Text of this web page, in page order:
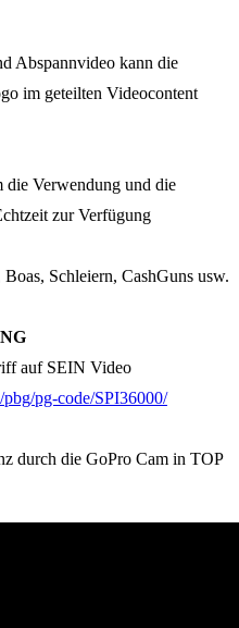
Abspannvideo kann die
im geteilten Videocontent
die Verwendung und die
zur Verfügung
Schleiern, CashGuns usw.
auf SEIN Video
pg-code/SPI36000/
durch die GoPro Cam in TOP